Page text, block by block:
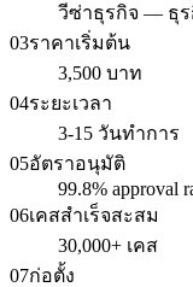
วีซ่าธุรกิจ — ธุร
03ราคาเริ่มต้น
3,500 บาท
04ระยะเวลา
3-15 วันทำการ
05อัตราอนุมัติ
99.8% approval
06เคสสำเร็จสะสม
30,000+ เคส
07ก่อตั้ง